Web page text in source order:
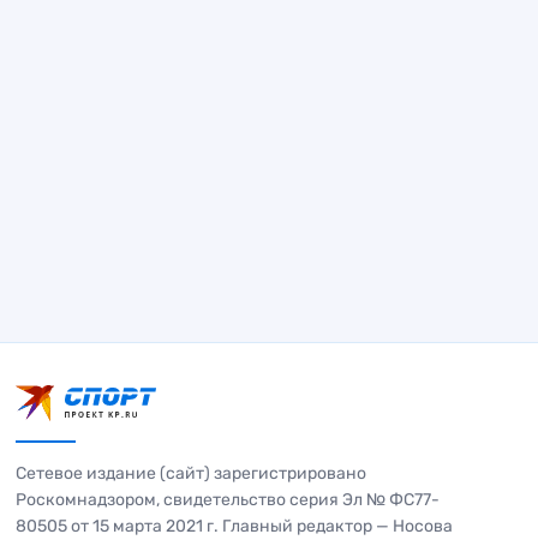
Сетевое издание (сайт) зарегистрировано
Роскомнадзором, свидетельство серия Эл № ФС77-
80505 от 15 марта 2021 г. Главный редактор — Носова